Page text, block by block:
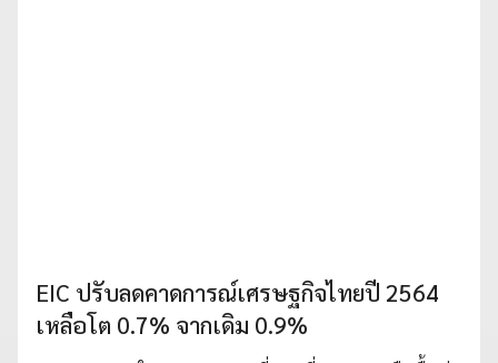
EIC ปรับลดคาดการณ์เศรษฐกิจไทยปี 2564
เหลือโต 0.7% จากเดิม 0.9%